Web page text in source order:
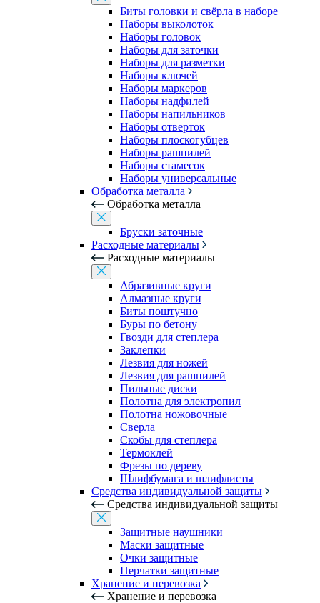
Биты головки и свёрла в наборе
Наборы выколоток
Наборы головок
Наборы для заточки
Наборы для разметки
Наборы ключей
Наборы маркеров
Наборы надфилей
Наборы напильников
Наборы отверток
Наборы плоскогубцев
Наборы рашпилей
Наборы стамесок
Наборы универсальные
Обработка металла
Обработка металла
Бруски заточные
Расходные материалы
Расходные материалы
Абразивные круги
Алмазные круги
Биты поштучно
Буры по бетону
Гвозди для степлера
Заклепки
Лезвия для ножей
Лезвия для рашпилей
Пильные диски
Полотна для электропил
Полотна ножовочные
Сверла
Скобы для степлера
Термоклей
Фрезы по дереву
Шлифбумага и шлифлисты
Средства индивидуальной защиты
Средства индивидуальной защиты
Защитные наушники
Маски защитные
Очки защитные
Перчатки защитные
Хранение и перевозка
Хранение и перевозка